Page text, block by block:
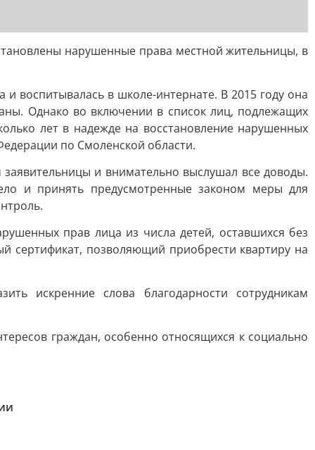
нарушенные права местной жительницы, в
воспитывалась в школе-интернате. В 2015 году она
Однако во включении в список лиц, подлежащих
лет в надежде на восстановление нарушенных
по Смоленской области.
и внимательно выслушал все доводы.
и принять предусмотренные законом меры для
прав лица из числа детей, оставшихся без
сертификат, позволяющий приобрести квартиру на
искренние слова благодарности сотрудникам
граждан, особенно относящихся к социально